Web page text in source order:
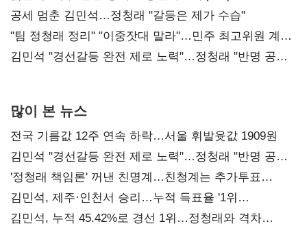
공세 멈춘 김민석…정청래 "갈등은 제가 수습"
"팀 정청래 정리" "이중잣대 말라"…민주 최고위원 계파
다툼 격화
김민석 "경선갈등 완전 제로 노력"…정청래 "반명 공세
많이 본 뉴스
전국 기름값 12주 연속 하락…서울 휘발윳값 1909원
김민석 "경선갈등 완전 제로 노력"…정청래 "반명 공세
사과부터"
'정청래 책임론' 꺼낸 친명계…친청계는 추가투표
때리기
김민석, 제주·인천서 승리…누적 득표율 '1위
탈환'(종합)
김민석, 누적 45.42%로 경선 1위…정청래와 격차